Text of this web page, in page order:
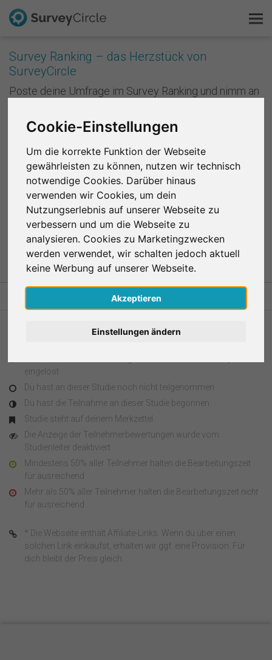
Cookie-Einstellungen
Um die korrekte Funktion der Webseite
gewährleisten zu können, nutzen wir technisch
notwendige Cookies. Darüber hinaus
verwenden wir Cookies, um dein
Nutzungserlebnis auf unserer Webseite zu
verbessern und um die Webseite zu
analysieren. Cookies zu Marketingzwecken
werden verwendet, wir schalten jedoch aktuell
keine Werbung auf unserer Webseite.
Akzeptieren
Einstellungen ändern
Survey Ranking – das Herzstück von
SurveyCircle
Poste deine Umfrage im Survey Ranking und nimm an
deiner Studie im Survey Ranking. Je besser deine
deiner Studie teil. Anders formuliert: Je mehr du
andere unterstützt, desto mehr Unterstützung
bekommst du zurück.
Registriere dich kostenlos, um bei SurveyCircle
Studienteilnehmer zu finden und spannende
Forschungsprojekte zu unterstützen.
Region 1 R 4
eingelöst
Du hast an dieser Studie noch nicht teilgenommen
Du hast die Teilnahme an dieser Studie begonnen
Studie steht auf deinem Merkzettel
Die Anzeige der Teilnehmerbewertungen wurde vom
Studienleiter deaktiviert
Mindestens 50% aller Teilnehmer halten die Bearbeitungszeit
für ausreichend
Mehr als 50% aller Teilnehmer halten die Bearbeitungszeit nicht
für ausreichend
* Die Webseite enthält Affiliate-Links. Wenn du über einen
solchen Link einkaufst, erhalten wir ggf. eine Provision. Für
dich bleibt der Preis gleich.
Forschung entdecken
FAQ
Kostenlos registrieren
Anmelden
English
Nederlands